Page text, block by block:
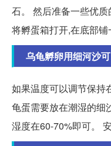
石。 然后准备一些优
将孵蛋箱打开,在底部铺
乌龟孵卵用细河沙
如果温度可以调节保
龟蛋需要放在潮湿的细
湿度在60-70%即可。